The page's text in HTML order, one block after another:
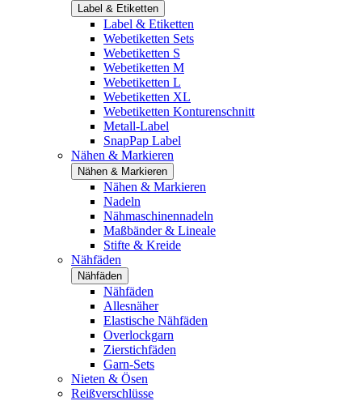
Label & Etiketten
Label & Etiketten
Webetiketten Sets
Webetiketten S
Webetiketten M
Webetiketten L
Webetiketten XL
Webetiketten Konturenschnitt
Metall-Label
SnapPap Label
Nähen & Markieren
Nähen & Markieren
Nähen & Markieren
Nadeln
Nähmaschinennadeln
Maßbänder & Lineale
Stifte & Kreide
Nähfäden
Nähfäden
Nähfäden
Allesnäher
Elastische Nähfäden
Overlockgarn
Zierstichfäden
Garn-Sets
Nieten & Ösen
Reißverschlüsse